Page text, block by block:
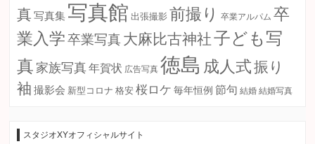
真 写真集 写真館 出張撮影 前撮り 卒業アルパム 卒
業入学 卒業写真大麻比古神社子ども写
真 家族写真年賀状 広告写真 徳島 成人式振り
袖 撮影会 新型コロナ 格安 桜ロケ 毎年恒例 節句 結婚 結婚写真
スタジオXYオフィシャルサイト